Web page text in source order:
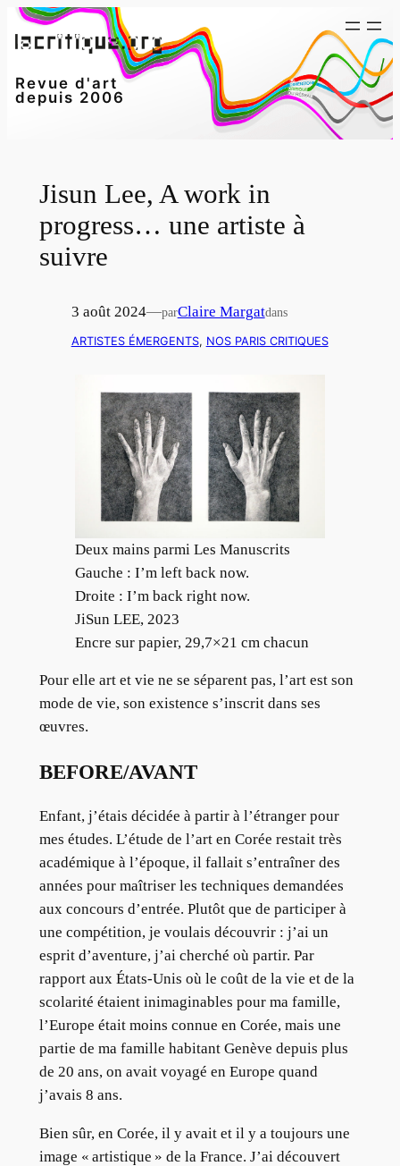
Aller
au
Revue d'art
depuis 2006
Jisun Lee, A work in
progress… une artiste à
suivre
3 août 2024—parClaire Margatdans
ARTISTES ÉMERGENTS, NOS PARIS CRITIQUES
Deux mains parmi Les Manuscrits
Gauche : I’m left back now.
Droite : I’m back right now.
JiSun LEE, 2023
Encre sur papier, 29,7×21 cm chacun
Pour elle art et vie ne se séparent pas, l’art est son
mode de vie, son existence s’inscrit dans ses
œuvres.
BEFORE/AVANT
Enfant, j’étais décidée à partir à l’étranger pour
mes études. L’étude de l’art en Corée restait très
académique à l’époque, il fallait s’entraîner des
années pour maîtriser les techniques demandées
aux concours d’entrée. Plutôt que de participer à
une compétition, je voulais découvrir : j’ai un
esprit d’aventure, j’ai cherché où partir. Par
rapport aux États-Unis où le coût de la vie et de la
scolarité étaient inimaginables pour ma famille,
l’Europe était moins connue en Corée, mais une
partie de ma famille habitant Genève depuis plus
de 20 ans, on avait voyagé en Europe quand
j’avais 8 ans.
Bien sûr, en Corée, il y avait et il y a toujours une
image « artistique » de la France. J’ai découvert